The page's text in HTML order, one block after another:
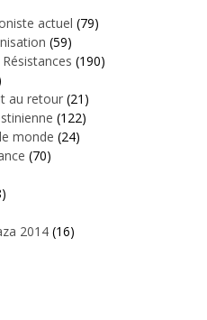
actuel (79)
(59)
(190)
au retour (21)
(122)
monde (24)
(70)
2014 (16)